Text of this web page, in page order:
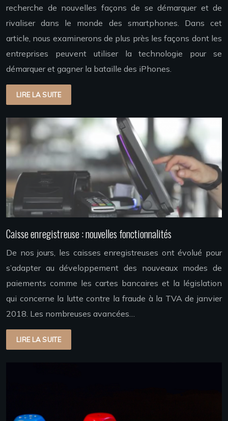
recherche de nouvelles façons de se démarquer et de
rivaliser dans le monde des smartphones. Dans cet
article, nous examinerons de plus près les façons dont les
entreprises peuvent utiliser la technologie pour se
démarquer et gagner la bataille des iPhones.
LIRE LA SUITE
Caisse enregistreuse : nouvelles fonctionnalités
De nos jours, les caisses enregistreuses ont évolué pour
s’adapter au développement des nouveaux modes de
paiements comme les cartes bancaires et la législation
qui concerne la lutte contre la fraude à la TVA de janvier
2018. Les nombreuses avancées…
LIRE LA SUITE